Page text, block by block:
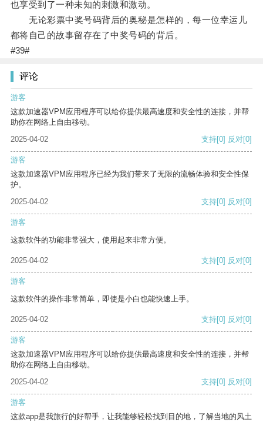
也享受到了一种未知的刺激和激动。
无论彩票中奖号码背后的奥秘是怎样的，每一位幸运儿
都将自己的故事留存在了中奖号码的背后。
#39#
评论
游客
这款加速器VPM应用程序可以给你提供最高速度和安全性的连接，并帮
助你在网络上自由移动。
2025-04-02
支持[0] 反对[0]
游客
这款加速器VPM应用程序已经为我们带来了无限的流畅体验和安全性保
护。
2025-04-02
支持[0] 反对[0]
游客
这款软件的功能非常强大，使用起来非常方便。
2025-04-02 支持[0] 反对[0]
游客
这款软件的操作非常简单，即使是小白也能快速上手。
2025-04-02 支持[0] 反对[0]
游客
这款加速器VPM应用程序可以给你提供最高速度和安全性的连接，并帮
助你在网络上自由移动。
2025-04-02
支持[0] 反对[0]
游客
这款app是我旅行的好帮手，让我能够轻松找到目的地，了解当地的风土